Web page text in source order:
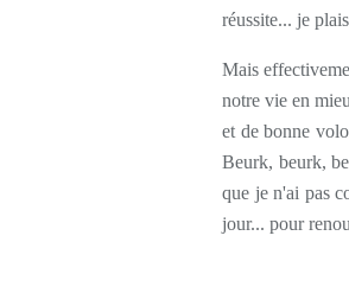
réussite... je
Mais
notre vie en
et de bonne
Beurk, beurk,
que je n'ai pas
jour... pour